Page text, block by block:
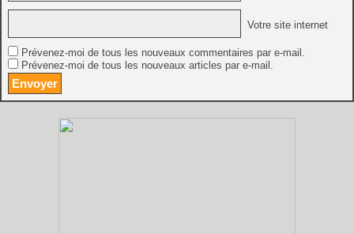
Votre site internet
Prévenez-moi de tous les nouveaux commentaires par e-mail.
Prévenez-moi de tous les nouveaux articles par e-mail.